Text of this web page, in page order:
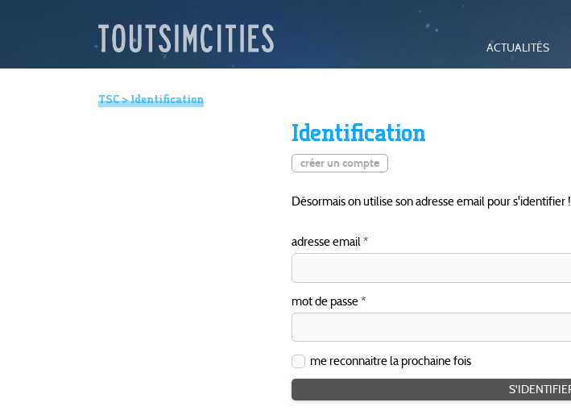
ACTUALITÉS
TSC> Identification
Identification
créer un compte
Désormais on utilise son adresse email pour s'identifier !
adresse email
mot de passe
me reconnaitre la prochaine fois